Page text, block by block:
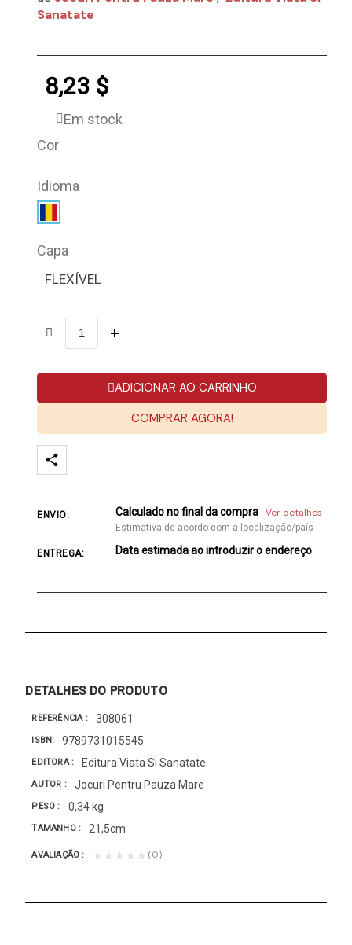
Sanatate
8,23 $
Em stock
Cor
Idioma
Capa
FLEXÍVEL
ADICIONAR AO CARRINHO
COMPRAR AGORA!
ENVIO: Calculado no final da compra Ver detalhes
Estimativa de acordo com a localização/país
ENTREGA: Data estimada ao introduzir o endereço
DETALHES DO PRODUTO
REFERÊNCIA 308061
ISBN 9789731015545
EDITORA Editura Viata Si Sanatate
AUTOR Jocuri Pentru Pauza Mare
PESO 0,34 kg
TAMANHO 21,5cm
AVALIAÇÃO ★★★★★ (0)